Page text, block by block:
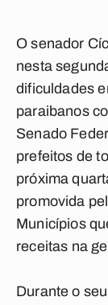
O senador
nesta
dificuldades
paraibanos
Senado
prefeitos de
próxima
promovida
Municípios
receitas na
Durante o